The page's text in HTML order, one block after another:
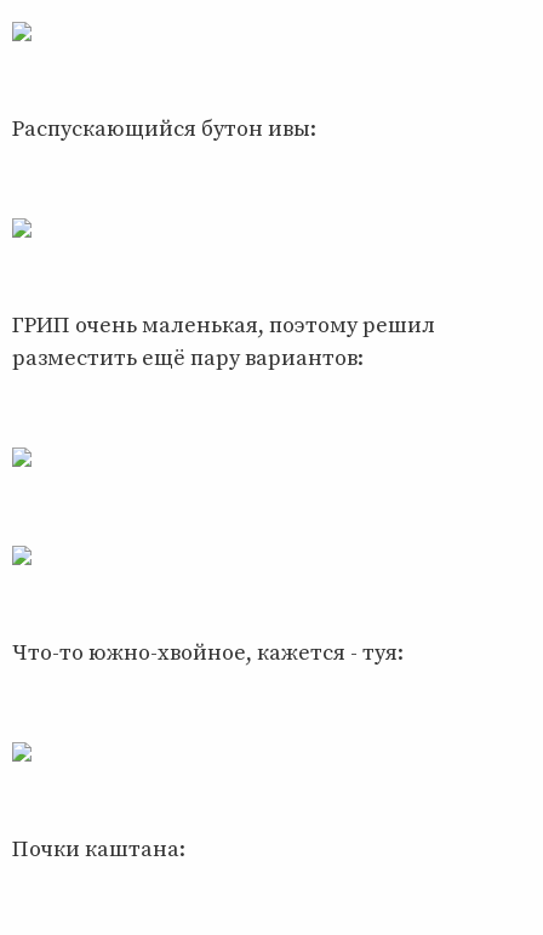
Распускающийся бутон ивы:
ГРИП очень маленькая, поэтому решил
разместить ещё пару вариантов:
Что-то южно-хвойное, кажется - туя:
Почки каштана: